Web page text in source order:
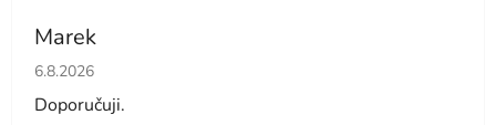
Marek
Hodnocení obchodu je 4 z 5 hvězdiček.
6.8.2026
Doporučuji.